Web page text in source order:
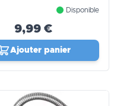
800g Disponible
9,99 €
Ajouter panier